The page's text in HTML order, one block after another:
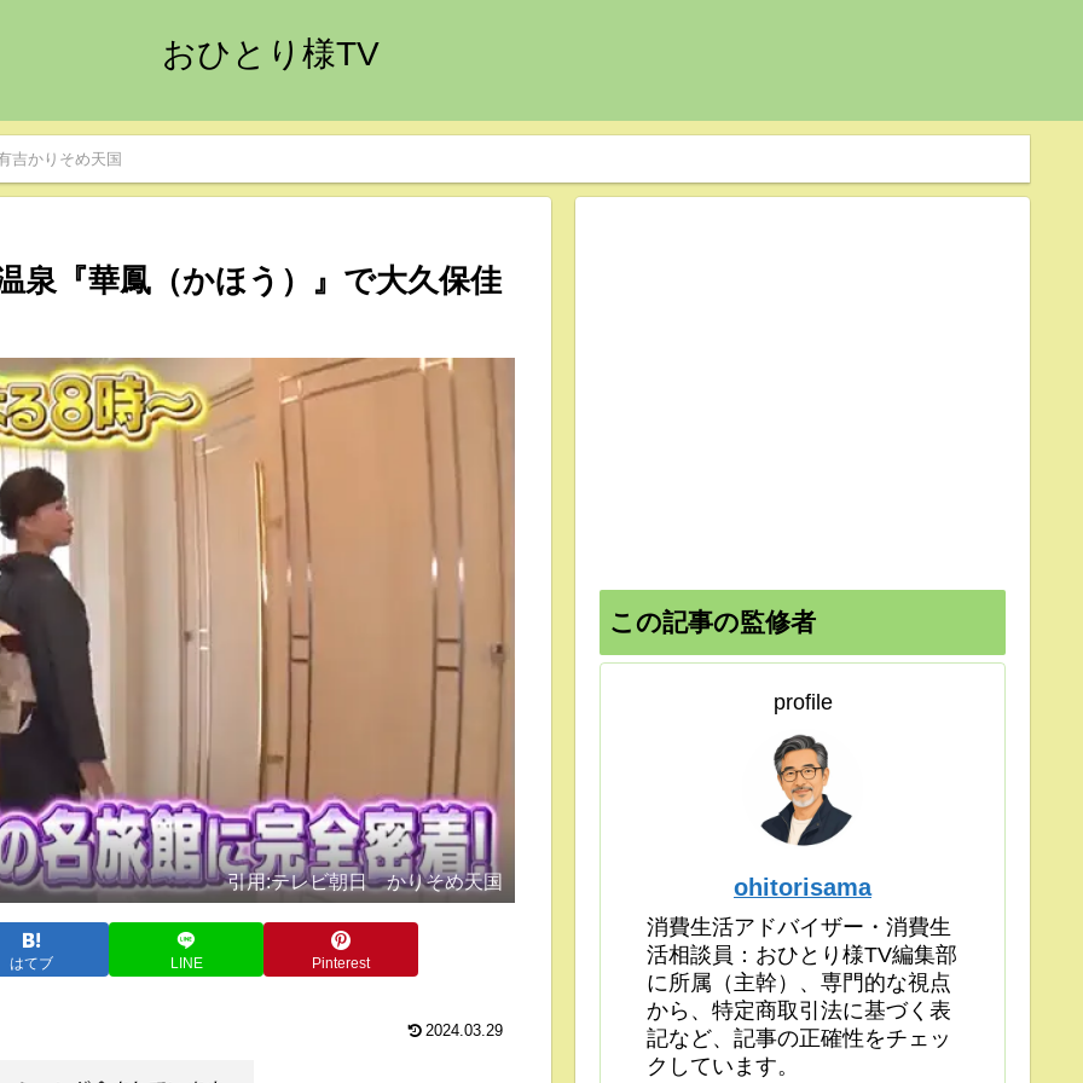
おひとり様TV
吉かりそめ天国
泉『華鳳（かほう）』で大久保佳
引用:テレビ朝日 かりそめ天国
はてブ LINE Pinterest
2024.03.29
この記事の監修者
profile
ohitorisama
消費生活アドバイザー・消費生
活相談員：おひとり様TV編集部
に所属（主幹）、専門的な視点
から、特定商取引法に基づく表
記など、記事の正確性をチェッ
クしています。